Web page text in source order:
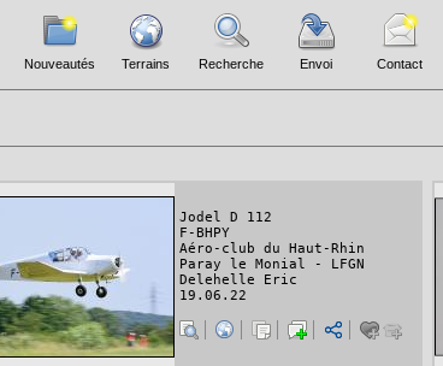
Nouveautés Terrains Recherche Envoi Contact
Jodel D 112
F-BHPY
Aéro-club du Haut-Rhin
Paray le Monial - LFGN
Delehelle Eric
19.06.22